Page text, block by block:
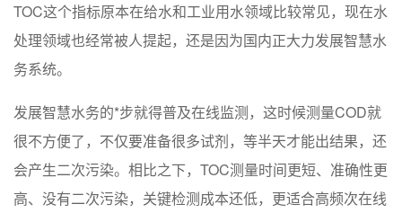
TOC这个指标原本在给水和工业用水领域比较常见，现在水
处理领域也经常被人提起，还是因为国内正大力发展智慧水
务系统。
发展智慧水务的*步就得普及在线监测，这时候测量COD就
很不方便了，不仅要准备很多试剂，等半天才能出结果，还
会产生二次污染。相比之下，TOC测量时间更短、准确性更
高、没有二次污染，关键检测成本还低，更适合高频次在线